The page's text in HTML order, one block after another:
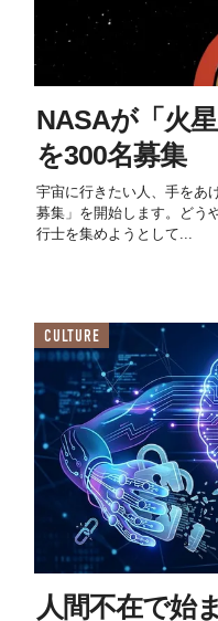
NASAが「火
を300名募集
宇宙に行きたい人、手をあ
募集」を開始します。どう
行士を集めようとして...
CULTURE
人間不在で始